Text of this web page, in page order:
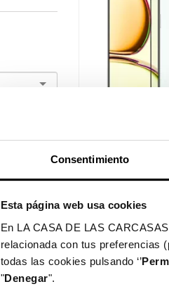
Consentimiento
Esta página web usa cookies
En LA CASA DE LAS
relacionada con tus preferencias
todas las cookies pulsando ‘’
"Denegar".
Vista
Cristal Templado
$ 12.490